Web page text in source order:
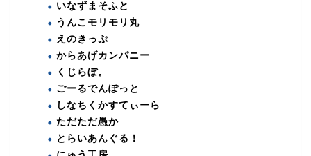
いなずまそふと
うんこモリモリ丸
えのきっぷ
からあげカンパニー
くじらぼ。
ごーるでんぽっと
しなちくかすてぃーら
ただただ愚か
とらいあんぐる！